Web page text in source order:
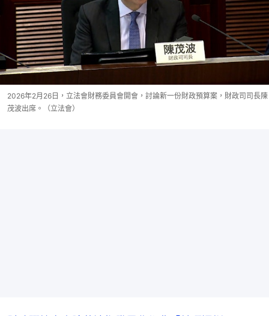
2026年2月26日，立法會財務委員會開會，討論新一份財政預算案，財政司司長陳
茂波出席。（立法會）